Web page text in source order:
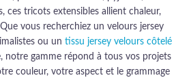
ces tricots extensibles allient chaleur,
vous recherchiez un velours jersey
ou un tissu jersey velours côtelé
notre gamme répond à tous vos projets
couleur, votre aspect et le grammage